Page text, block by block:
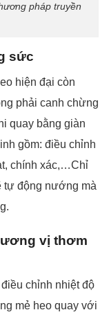
pháp truyền
sức
hiện đại còn
phải canh chừng
quay bằng giàn
gồm: điều chỉnh
chính xác,…Chỉ
tự động nướng mà
vị thơm
chỉnh nhiệt độ
mẻ heo quay với